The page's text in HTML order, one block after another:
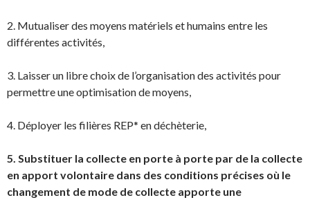
2. Mutualiser des moyens matériels et humains entre les
différentes activités,
3. Laisser un libre choix de l’organisation des activités pour
permettre une optimisation de moyens,
4. Déployer les filières REP* en déchèterie,
5. Substituer la collecte en porte à porte par de la collecte
en apport volontaire dans des conditions précises où le
changement de mode de collecte apporte une